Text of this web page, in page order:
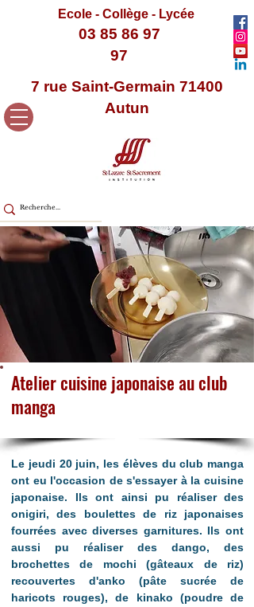
Ecole - Collège - Lycée
03 85 86 97
97
7 rue Saint-Germain 71400
Autun
Atelier cuisine japonaise au club
manga
Le jeudi 20 juin, les élèves du club manga
ont eu l'occasion de s'essayer à la cuisine
japonaise. Ils ont ainsi pu réaliser des
onigiri, des boulettes de riz japonaises
fourrées avec diverses garnitures. Ils ont
aussi pu réaliser des dango, des
brochettes de mochi (gâteaux de riz)
recouvertes d'anko (pâte sucrée de
haricots rouges), de kinako (poudre de